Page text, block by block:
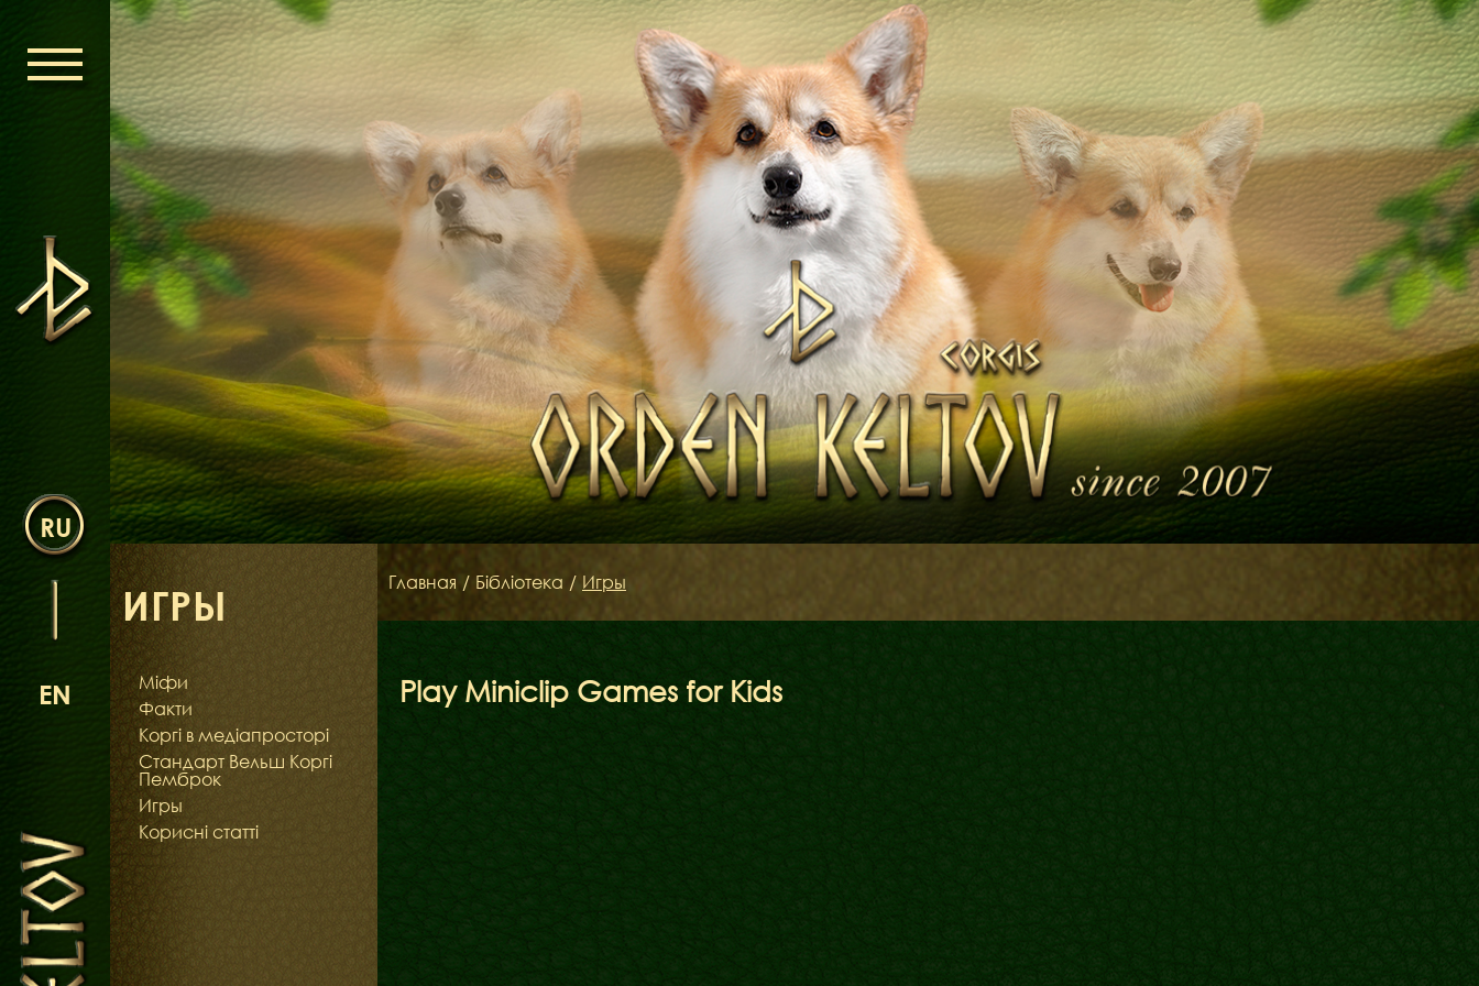
ИГРЫ
Міфи
Факти
Коргі в медіапросторі
Стандарт Вельш Коргі
Пемброк
Игры
Корисні статті
Главная / Бібліотека / Игры
Play Miniclip Games for Kids
RU
EN
ГОЛОВНА
ОРДЕН КЕЛЬТІВ
НОВИНИ
ДИТЯЧА КІМНАТА
КОНТАКТИ
Наші коргі
Дами Ордену
Кавалери Ордену
Щенята
Дитяча кімната
Бібліотека